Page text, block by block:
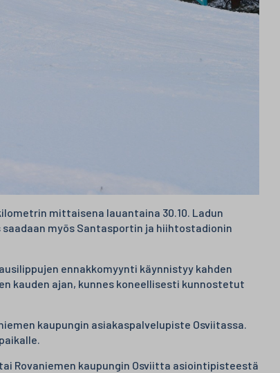
mittaisena lauantaina 30.10. Ladun
myös Santasportin ja hiihtostadionin
ennakkomyynti käynnistyy kahden
kauden ajan, kunnes koneellisesti kunnostetut
kaupungin asiakaspalvelupiste Osviitassa.
Rovaniemen kaupungin Osviitta asiointipisteestä